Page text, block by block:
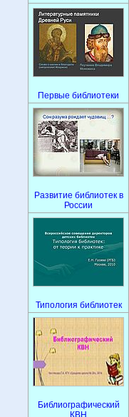
Первые библиотеки
Развитие библиотек в
России
Типология библиотек
Библиографический
КВН